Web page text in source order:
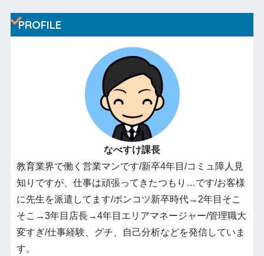
PROFILE
なべすけ課長
教育業界で働く営業マンです/新卒4年目/コミュ障人見
知りですが、仕事は頑張ってきたつもり…です/お客様
に先生を派遣してます/ポンコツ新卒時代→2年目そこ
そこ→3年目店長→4年目エリアマネージャー/管理職大
変すぎ/仕事経験、グチ、自己分析などを発信していま
す。